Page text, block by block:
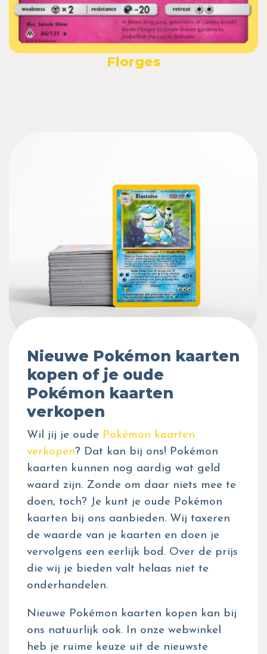
Florges
Nieuwe Pokémon kaarten
kopen of je oude
Pokémon kaarten
verkopen
Wil jij je oude Pokémon kaarten
verkopen? Dat kan bij ons! Pokémon
kaarten kunnen nog aardig wat geld
waard zijn. Zonde om daar niets mee te
doen, toch? Je kunt je oude Pokémon
kaarten bij ons aanbieden. Wij taxeren
de waarde van je kaarten en doen je
vervolgens een eerlijk bod. Over de prijs
die wij je bieden valt helaas niet te
onderhandelen.
Nieuwe Pokémon kaarten kopen kan bij
ons natuurlijk ook. In onze webwinkel
heb je ruime keuze uit de nieuwste